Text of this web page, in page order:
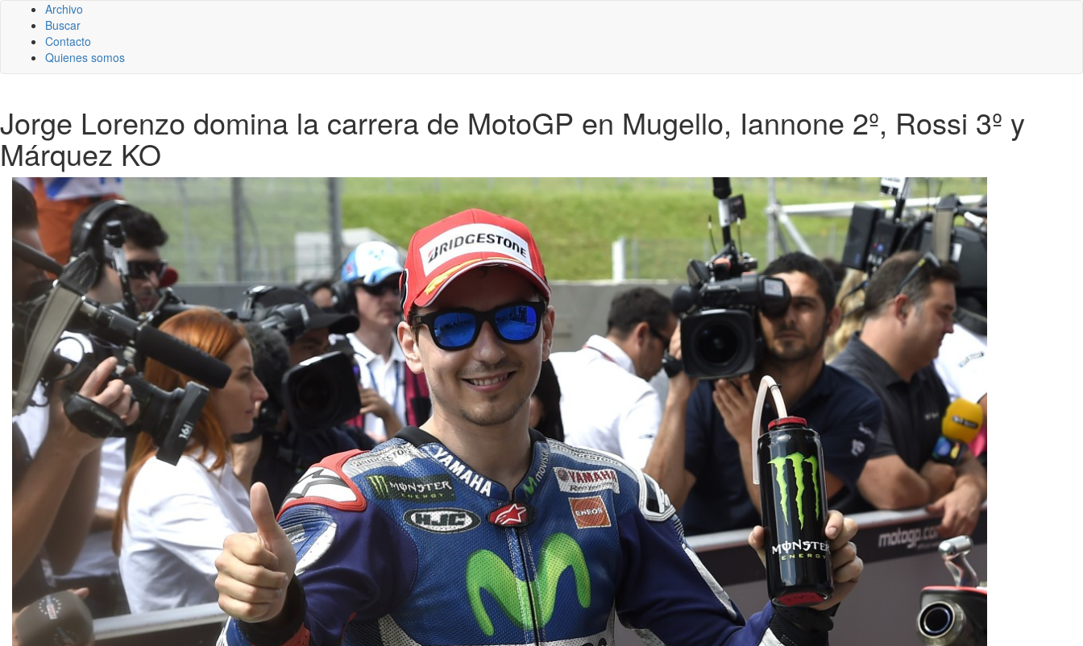
Archivo
Buscar
Contacto
Quienes somos
Jorge Lorenzo domina la carrera de MotoGP en Mugello, Iannone 2º, Rossi 3º y
Márquez KO